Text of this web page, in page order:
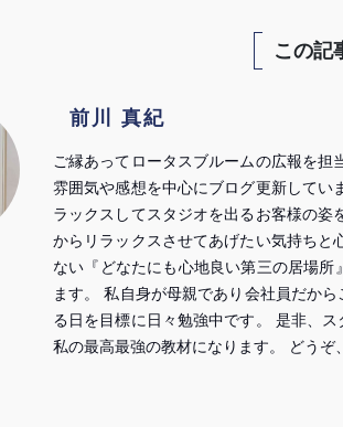
この記
前川 真紀
ご縁あってロータスブルームの広報を担
雰囲気や感想を中心にブログ更新してい
ラックスしてスタジオを出るお客様の
からリラックスさせてあげたい気持ちと
ない『どなたにも心地良い第三の居場
ます。 私自身が母親であり会社員だか
る日を目標に日々勉強中です。 是非、
私の最高最強の教材になります。 どうぞ